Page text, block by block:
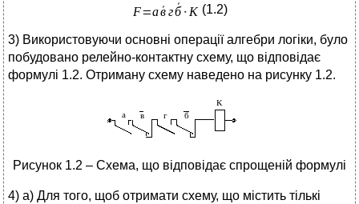
(1.2)
3) Використовуючи основні операції алгебри логіки, було
побудовано релейно-контактну схему, що відповідає
формулі 1.2. Отриману схему наведено на рисунку 1.2.
Рисунок 1.2 – Схема, що відповідає спрощеній формулі
4) а) Для того, щоб отримати схему, що містить тількі